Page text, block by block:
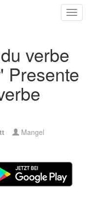
verbe
Presente
Mangel